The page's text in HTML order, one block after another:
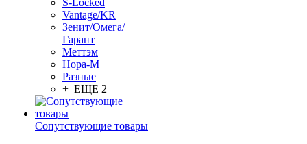
S-Locked
Vantage/KR
Зенит/Омега/
Гарант
Меттэм
Нора-М
Разные
+ ЕЩЕ 2
Сопутствующие товары